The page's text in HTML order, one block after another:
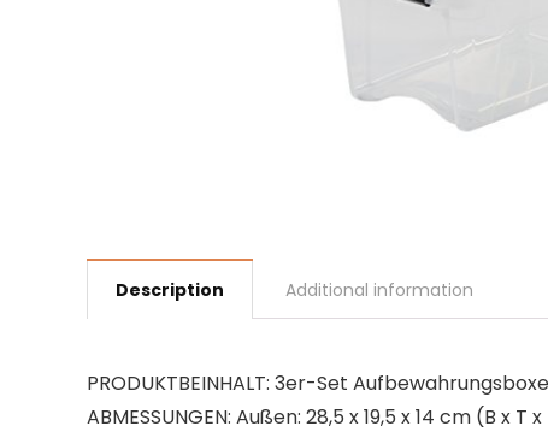
Description Additional information
PRODUKTBEINHALT: 3er-Set
ABMESSUNGEN: Außen: 28,5 x 19,5 x 14 cm (B x